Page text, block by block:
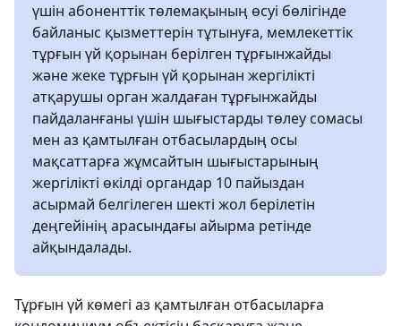
үшін абоненттік төлемақының өсуі бөлігінде
байланыс қызметтерін тұтынуға, мемлекеттік
тұрғын үй қорынан берілген тұрғынжайды
және жеке тұрғын үй қорынан жергілікті
атқарушы орган жалдаған тұрғынжайды
пайдаланғаны үшін шығыстарды төлеу сомасы
мен аз қамтылған отбасылардың осы
мақсаттарға жұмсайтын шығыстарының
жергілікті өкілді органдар 10 пайыздан
асырмай белгілеген шекті жол берілетін
деңгейінің арасындағы айырма ретінде
айқындалады.
Тұрғын үй көмегі аз қамтылған отбасыларға